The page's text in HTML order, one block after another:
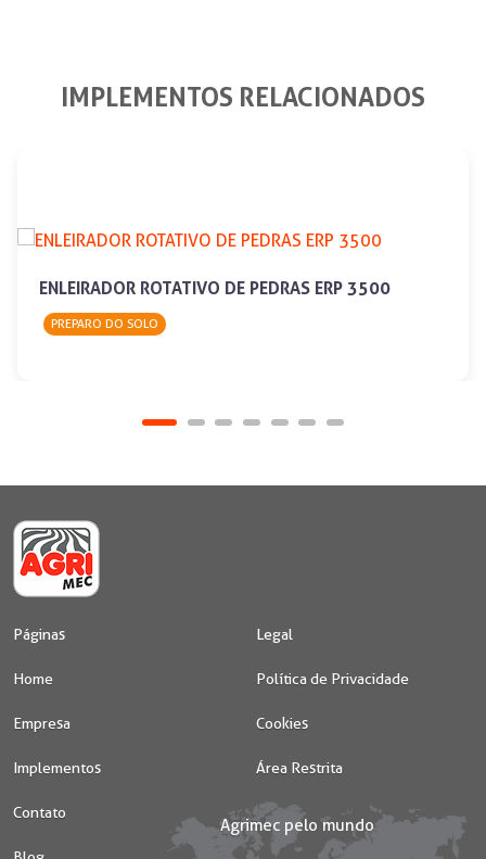
IMPLEMENTOS RELACIONADOS
ENLEIRADOR ROTATIVO DE PEDRAS ERP 3500
PREPARO DO SOLO
Páginas
Home
Empresa
Implementos
Contato
Legal
Política de Privacidade
Cookies
Área Restrita